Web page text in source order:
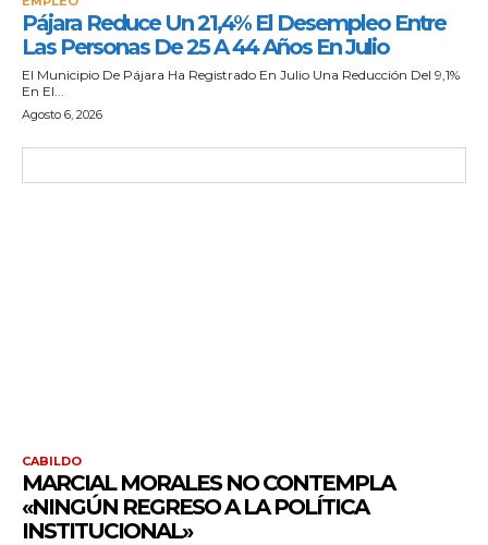
Pájara Reduce Un 21,4% El Desempleo Entre
Las Personas De 25 A 44 Años En Julio
El Municipio De Pájara Ha Registrado En Julio Una Reducción Del 9,1%
En El...
Agosto 6, 2026
CABILDO
MARCIAL MORALES NO CONTEMPLA
«NINGÚN REGRESO A LA POLÍTICA
INSTITUCIONAL»